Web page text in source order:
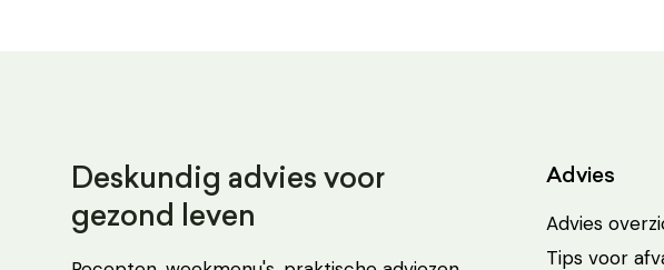
Deskundig advies voor
gezond leven
Advies
Advies
Tips voor